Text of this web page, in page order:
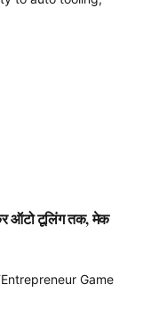
ऑटो टूलिंग तक, मेक